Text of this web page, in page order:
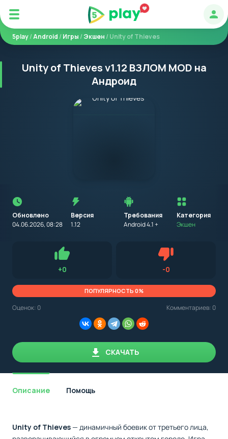
5play/Android /Игры /Экшен / Unity of Thieves
Unity of Thieves v1.12 ВЗЛОМ MOD на
Андроид
Обновлено
04.06.2026, 08:28
Версия
1.12
Требования
Android 4.1 +
установкой
приложения
на
устройство
с
указываем
минимальные
необходимые
Категория
Экшен
обращать внимание на установленную версию Android
OS. Мы указываем минимально необходимую версию для
+0Нравится -0Не нравится
ПОПУЛЯРНОСТЬ 0%
Оценок: 0 Комментариев: 0
СКАЧАТЬ
Описание Помощь
Unity of Thieves— динамичный боевик от третьего лица,